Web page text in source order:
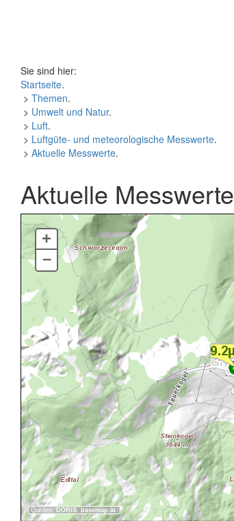
Sie sind hier:
Startseite.
> Themen.
> Umwelt und Natur.
> Luft.
> Luftgüte- und meteorologische Messwerte.
> Aktuelle Messwerte.
Aktuelle Messwerte
Quellen: DORIS, basemap.at
+
–